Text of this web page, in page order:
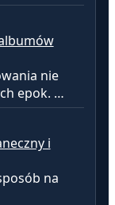
nie
epok. …
i
na